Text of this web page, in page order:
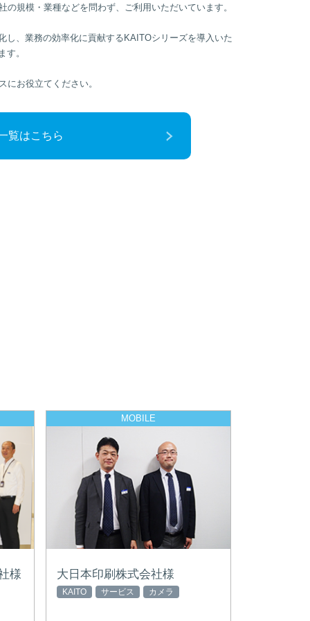
規模・業種などを問わず、ご利用いただいています。
し、業務の効率化に貢献するKAITOシリーズを導入いた
す。
にお役立てください。
覧はこちら
様
MOBILE
大日本印刷株式会社様
KAITO サービス カメラ